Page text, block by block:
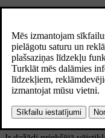
labās puses